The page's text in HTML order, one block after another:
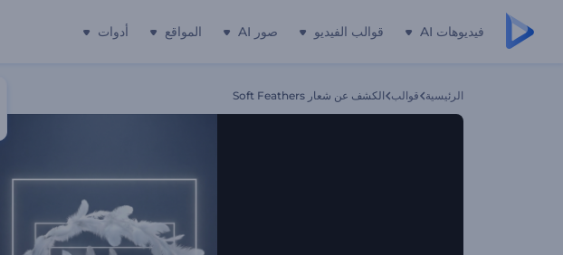
فيديوهات AI قوالب الفيديو صور AI المواقع أدوات
الرئيسية قوالب الكشف عن شعار Soft Feathers